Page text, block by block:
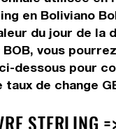
en Boliviano
du jour de la
vous
dessous pour
de change